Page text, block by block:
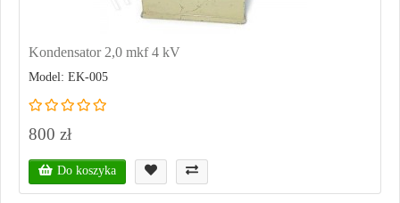
Kondensator 2,0 mkf 4 kV
Model: EK-005
800 zł
Do koszyka